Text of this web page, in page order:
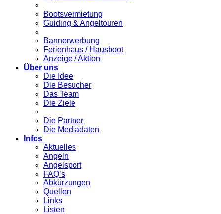
Bootsvermietung
Guiding & Angeltouren
Bannerwerbung
Ferienhaus / Hausboot
Anzeige / Aktion
Über uns
Die Idee
Die Besucher
Das Team
Die Ziele
Die Partner
Die Mediadaten
Infos
Aktuelles
Angeln
Angelsport
FAQ’s
Abkürzungen
Quellen
Links
Listen